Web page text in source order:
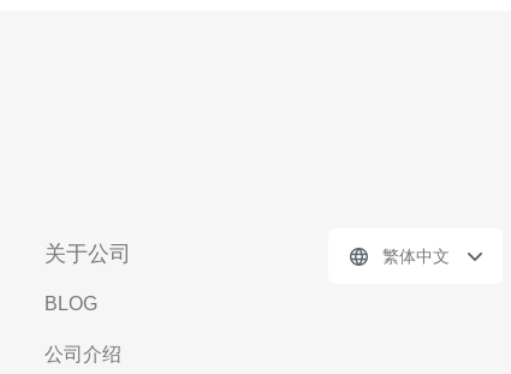
关于公司
BLOG
公司介绍
繁体中文